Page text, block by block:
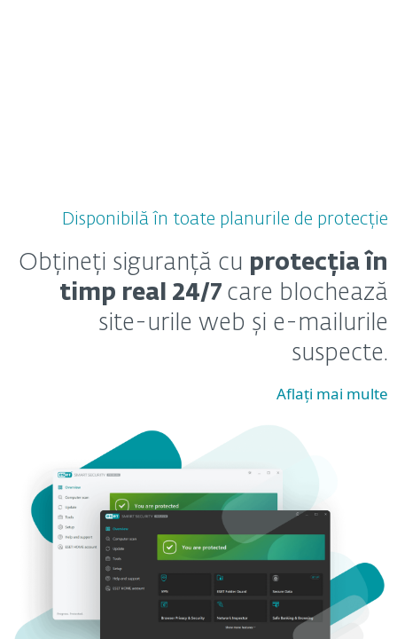
Disponibilă în toate planurile de protecție
Obțineți siguranță cu protecția în
timp real 24/7 care blochează
site-urile web și e-mailurile
suspecte.
Aflați mai multe